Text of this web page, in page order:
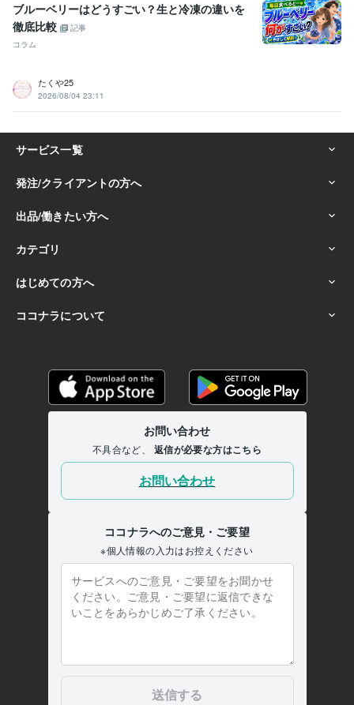
ブルーベリーはどうすごい？生と冷凍の違いを
徹底比較
記事
コラム
たくや25
2026/08/04 23:11